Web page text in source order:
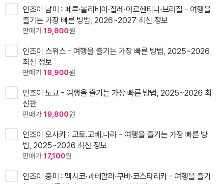
인조이 남미 : 페루·볼리비아·칠레·아르헨티나·브라질 - 여행을
즐기는 가장 빠른 방법, 2026~2027 최신 정보
판매가 19,800원
인조이 스위스 - 여행을 즐기는 가장 빠른 방법, 2025~2026
최신 정보
판매가 18,900원
인조이 도쿄 - 여행을 즐기는 가장 빠른 방법, 2025~2026 최
신판
판매가 19,800원
인조이 오사카 : 교토.고베.나라 - 여행을 즐기는 가장 빠른 방
법, 2025~2026 최신 정보
판매가 17,100원
인조이 중미 : 멕시코·과테말라·쿠바·코스타리카 - 여행을 즐기